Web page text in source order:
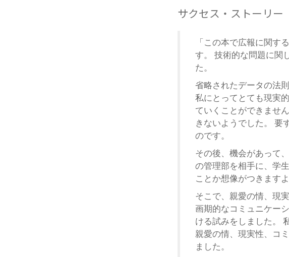
サクセス・ストーリー
「この本で広報に関す
す。 技術的な問題に関
た。
省略されたデータの法
私にとってとても現実
ていくことができませ
きないようでした。 要
のです。
その後、機会があって
の管理部を相手に、学
ことか想像がつきますよ
そこで、親愛の情、現
画期的なコミュニケー
ける試みをしました。
親愛の情、現実性、コ
ました。